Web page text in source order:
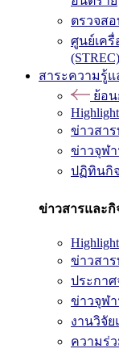
ตรวจส
ศูนย์เค
(STREC)
สาระความรู้แ
ย้อ
ข่าวสา
ข่าวจุฬา
ปฏิทินกิ
ข่าวสารและกิ
ข่าวสา
ประกา
ข่าวจุฬา
งานวิจั
ความร่